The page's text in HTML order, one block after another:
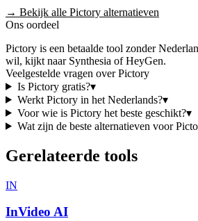
→ Bekijk alle Pictory alternatieven
Ons oordeel
Pictory is een betaalde tool zonder
wil, kijkt naar Synthesia of HeyGen.
Veelgestelde vragen overPictory
Is Pictorygratis?▾
Werkt Pictoryin het Nederlands?▾
Voor wie is Pictoryhet beste geschikt?▾
Wat zijn de beste alternatieven voor
Gerelateerde tools
IN
InVideo AI